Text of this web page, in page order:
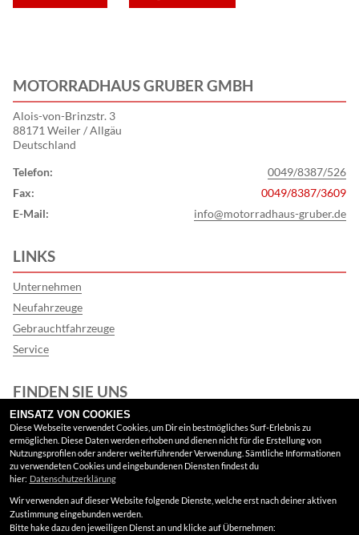
MOTORRADHAUS GRUBER GMBH
Alois-von-Brinzstr. 3
88171 Weiler / Allgäu
Deutschland
Telefon:
0049/8387/526
Fax:
0049/8387/3609
E-Mail:
info@motorradhaus-gruber.de
LINKS
Unternehmen
Neufahrzeuge
Gebrauchtfahrzeuge
Service
FINDEN SIE UNS
Google Maps
RECHTLICHES
AGB
EINSATZ VON COOKIES
Diese Webseite verwendet Cookies, um Dir ein bestmögliches Surf-Erlebnis zu
ermöglichen. Diese Daten werden erhoben und dienen nicht für die Erstellung von
Nutzungsprofilen oder anderer weiterführender Verwendung. Sämtliche Informationen
zu verwendeten Cookies und eingebundenen Diensten findest du
hier: Datenschutzerklärung
Wir verwenden auf dieser Website folgende Dienste, welche erst nach deiner aktiven
Zustimmung eingebunden werden.
Bitte hake dazu den jeweiligen Dienst an und klicke auf Übernehmen: